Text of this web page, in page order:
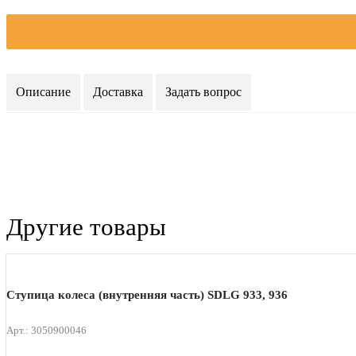
Описание Доставка Задать вопрос
Другие товары
Ступица колеса (внутренняя часть) SDLG 933, 936
Арт.: 3050900046